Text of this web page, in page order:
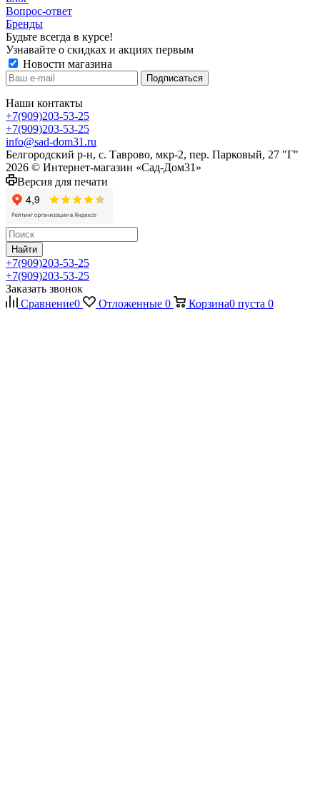
Вопрос-ответ
Бренды
Будьте всегда в курсе!
Узнавайте о скидках и акциях первым
Новости магазина
Наши контакты
+7(909)203-53-25
+7(909)203-53-25
info@sad-dom31.ru
Белгородский р-н, с. Таврово, мкр-2, пер. Парковый, 27 "Г"
2026 © Интернет-магазин «Сад-Дом31»
Версия для печати
Найти
+7(909)203-53-25
+7(909)203-53-25
Заказать звонок
Сравнение0 Отложенные 0 Корзина0 пуста 0